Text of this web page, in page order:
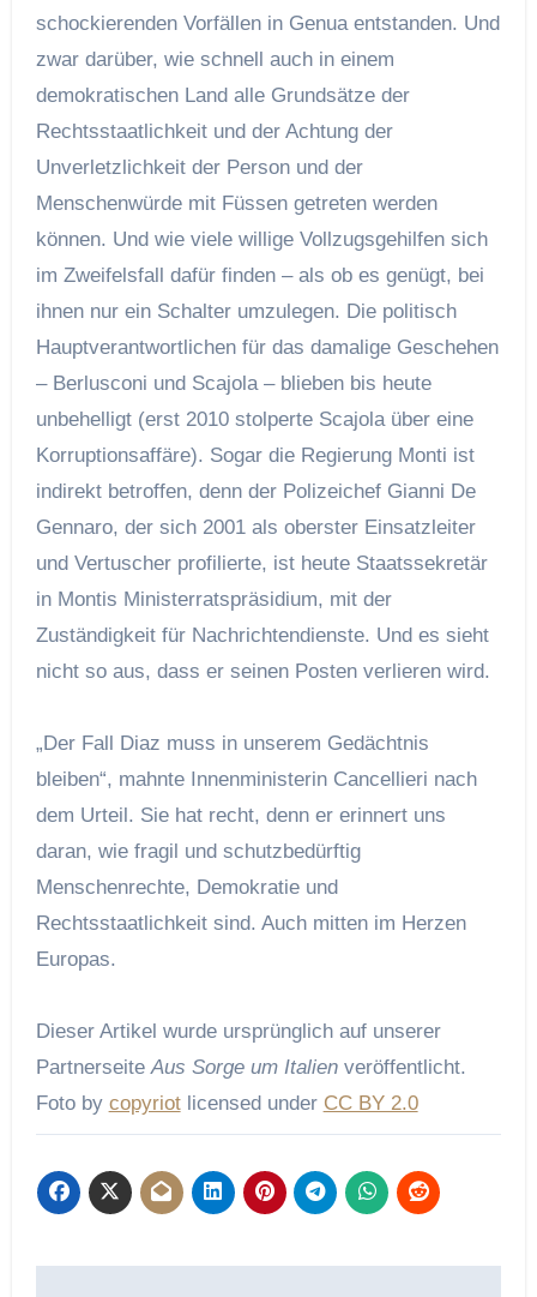
schockierenden Vorfällen in Genua entstanden. Und
zwar darüber, wie schnell auch in einem
demokratischen Land alle Grundsätze der
Rechtsstaatlichkeit und der Achtung der
Unverletzlichkeit der Person und der
Menschenwürde mit Füssen getreten werden
können. Und wie viele willige Vollzugsgehilfen sich
im Zweifelsfall dafür finden – als ob es genügt, bei
ihnen nur ein Schalter umzulegen. Die politisch
Hauptverantwortlichen für das damalige Geschehen
– Berlusconi und Scajola – blieben bis heute
unbehelligt (erst 2010 stolperte Scajola über eine
Korruptionsaffäre). Sogar die Regierung Monti ist
indirekt betroffen, denn der Polizeichef Gianni De
Gennaro, der sich 2001 als oberster Einsatzleiter
und Vertuscher profilierte, ist heute Staatssekretär
in Montis Ministerratspräsidium, mit der
Zuständigkeit für Nachrichtendienste. Und es sieht
nicht so aus, dass er seinen Posten verlieren wird.
„Der Fall Diaz muss in unserem Gedächtnis
bleiben“, mahnte Innenministerin Cancellieri nach
dem Urteil. Sie hat recht, denn er erinnert uns
daran, wie fragil und schutzbedürftig
Menschenrechte, Demokratie und
Rechtsstaatlichkeit sind. Auch mitten im Herzen
Europas.
Dieser Artikel wurde ursprünglich auf unserer
PartnerseiteAus Sorge um Italienveröffentlicht.
Foto by copyriotlicensed under CC BY 2.0